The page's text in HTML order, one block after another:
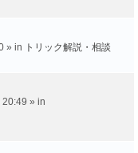
» in トリック解説・相談
» in